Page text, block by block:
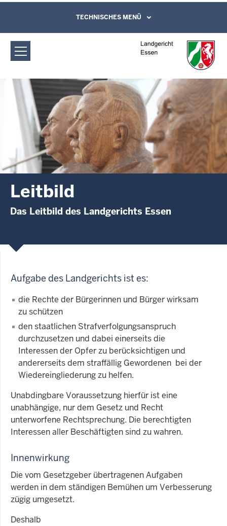
Landgericht Essen: Leitbild
Direkt zum Inhalt
Leichte Sprache, Gebärdensprachenvideo
und Kontaktformular
TECHNISCHES MENÜ
Leitbild
Das Leitbild des Landgerichts Essen
Aufgabe des Landgerichts ist es:
die Rechte der Bürgerinnen und Bürger wirksam
zu schützen
den staatlichen Strafverfolgungsanspruch
durchzusetzen und dabei einerseits die
Interessen der Opfer zu berücksichtigen und
andererseits dem straffällig Gewordenen bei der
Wiedereingliederung zu helfen.
Unabdingbare Voraussetzung hierfür ist eine
unabhängige, nur dem Gesetz und Recht
unterworfene Rechtsprechung. Die berechtigten
Interessen aller Beschäftigten sind zu wahren.
Innenwirkung
Die vom Gesetzgeber übertragenen Aufgaben
werden in dem ständigen Bemühen um Verbesserung
zügig umgesetzt.
Deshalb